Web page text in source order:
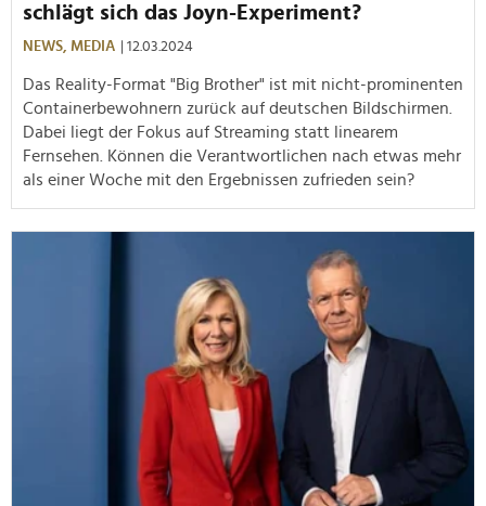
schlägt sich das Joyn-Experiment?
NEWS, MEDIA | 12.03.2024
Das Reality-Format "Big Brother" ist mit nicht-prominenten
Containerbewohnern zurück auf deutschen Bildschirmen.
Dabei liegt der Fokus auf Streaming statt linearem
Fernsehen. Können die Verantwortlichen nach etwas mehr
als einer Woche mit den Ergebnissen zufrieden sein?